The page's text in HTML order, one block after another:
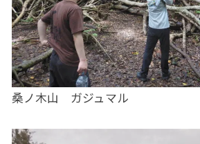
桑ノ木山 ガジュマル